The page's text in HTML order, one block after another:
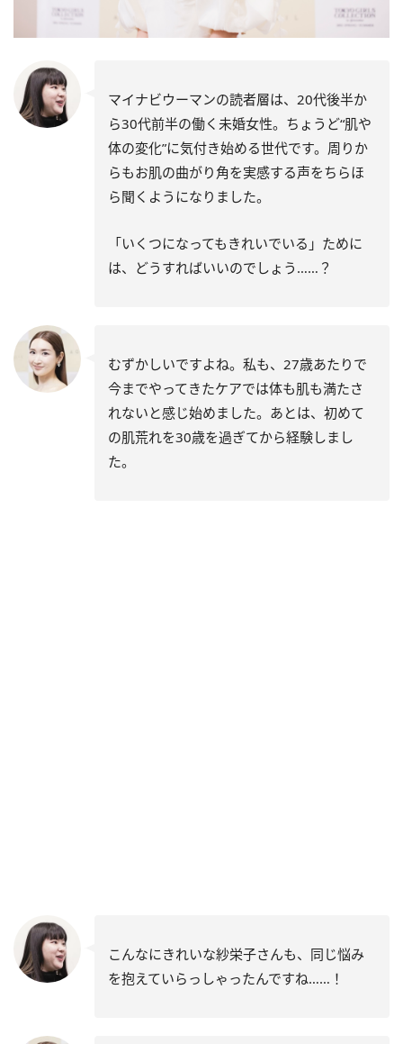
マイナビウーマンの読者層は、20代後半か
ら30代前半の働く未婚女性。ちょうど“肌や
体の変化”に気付き始める世代です。周りか
らもお肌の曲がり角を実感する声をちらほ
ら聞くようになりました。
「いくつになってもきれいでいる」ために
は、どうすればいいのでしょう……？
むずかしいですよね。私も、27歳あたりで
今までやってきたケアでは体も肌も満たさ
れないと感じ始めました。あとは、初めて
の肌荒れを30歳を過ぎてから経験しまし
た。
こんなにきれいな紗栄子さんも、同じ悩み
を抱えていらっしゃったんですね……！